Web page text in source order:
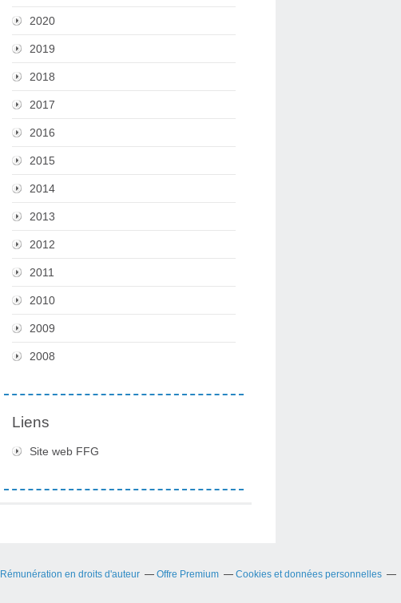
2020
2019
2018
2017
2016
2015
2014
2013
2012
2011
2010
2009
2008
Liens
Site web FFG
Rémunération en droits d'auteur Offre Premium
Cookies et données personnelles